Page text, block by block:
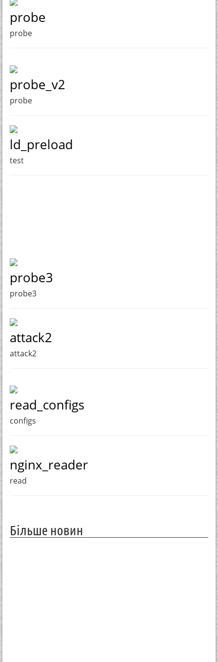
probe
probe
probe_v2
probe
ld_preload
test
probe3
probe3
attack2
attack2
read_configs
configs
nginx_reader
read
Більше новин